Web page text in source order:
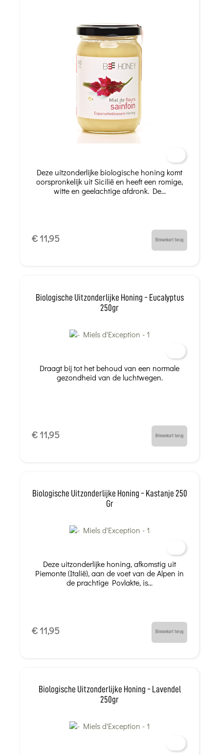
Deze uitzonderlijke biologische honing komt
oorspronkelijk uit Sicilië en heeft een romige,
witte en geelachtige afdronk. De...
€ 11,95 Binnenkort terug
Biologische Uitzonderlijke Honing - Eucalyptus
250gr
Draagt bij tot het behoud van een normale
gezondheid van de luchtwegen.
€ 11,95 Binnenkort terug
Biologische Uitzonderlijke Honing - Kastanje 250
Gr
Deze uitzonderlijke honing, afkomstig uit
Piemonte (Italië), aan de voet van de Alpen in
de prachtige Povlakte, is...
€ 11,95 Binnenkort terug
Biologische Uitzonderlijke Honing - Lavendel
250gr